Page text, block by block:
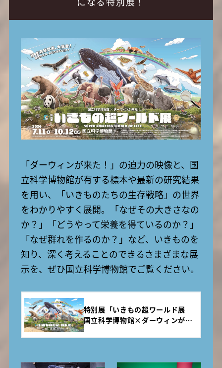
「ダーウィンが来た！」の迫力の映像と、国
立科学博物館が有する標本や最新の研究結果
を用い、「いきものたちの生存戦略」の世界
をわかりやすく展開。「なぜその大きさなの
か？」「どうやって栄養を得ているのか？」
「なぜ群れを作るのか？」など、いきものを
知り、深く考えることのできるさまざまな展
示を、ぜひ国立科学博物館でご覧ください。
特別展「いきもの超ワールド展
国立科学博物館×ダーウィンが来
た！」公式サイト